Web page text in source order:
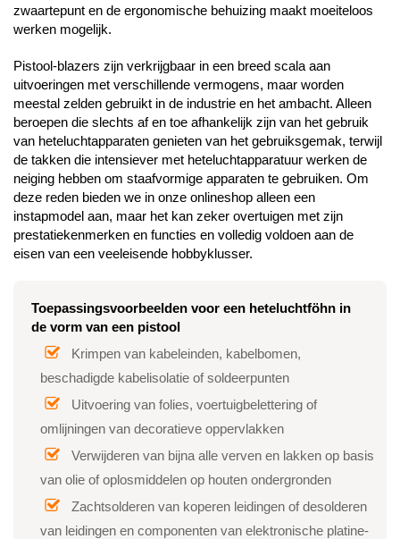
zwaartepunt en de ergonomische behuizing maakt moeiteloos
werken mogelijk.
Pistool-blazers zijn verkrijgbaar in een breed scala aan
uitvoeringen met verschillende vermogens, maar worden
meestal zelden gebruikt in de industrie en het ambacht. Alleen
beroepen die slechts af en toe afhankelijk zijn van het gebruik
van heteluchtapparaten genieten van het gebruiksgemak, terwijl
de takken die intensiever met heteluchtapparatuur werken de
neiging hebben om staafvormige apparaten te gebruiken. Om
deze reden bieden we in onze onlineshop alleen een
instapmodel aan, maar het kan zeker overtuigen met zijn
prestatiekenmerken en functies en volledig voldoen aan de
eisen van een veeleisende hobbyklusser.
Toepassingsvoorbeelden voor een heteluchtföhn in
de vorm van een pistool
Krimpen van kabeleinden, kabelbomen,
beschadigde kabelisolatie of soldeerpunten
Uitvoering van folies, voertuigbelettering of
omlijningen van decoratieve oppervlakken
Verwijderen van bijna alle verven en lakken op basis
van olie of oplosmiddelen op houten ondergronden
Zachtsolderen van koperen leidingen of desolderen
van leidingen en componenten van elektronische platine-